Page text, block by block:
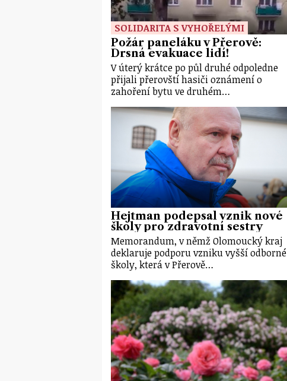
SOLIDARITA S VYHOŘELÝMI
Požár paneláku v Přerově:
Drsná evakuace lidí!
V úterý krátce po půl druhé odpoledne
přijali přerovští hasiči oznámení o
zahoření bytu ve druhém…
Hejtman podepsal vznik nové
školy pro zdravotní sestry
Memorandum, v němž Olomoucký kraj
deklaruje podporu vzniku vyšší odborné
školy, která v Přerově…